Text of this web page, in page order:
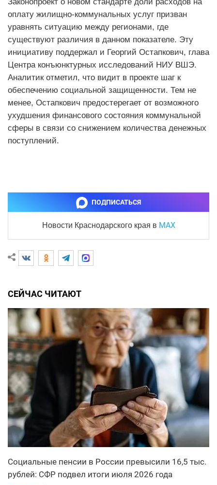
оплату жилищно-коммунальных услуг призван
уравнять ситуацию между регионами, где
существуют различия в данном показателе. Эту
инициативу поддержал и Георгий Остапкович, глава
Центра конъюнктурных исследований НИУ ВШЭ.
Аналитик отметил, что видит в проекте шаг к
обеспечению социальной защищенности. Тем не
менее, Остапкович предостерегает от возможного
ухудшения финансового состояния коммунальной
сферы в связи со снижением количества денежных
поступлений.
ПОДПИСАТЬСЯ
Новости Краснодарского края в MAX
СЕЙЧАС ЧИТАЮТ
Социальные пенсии в России превысили 16,5 тыс.
рублей: СФР подвел итоги июля 2026 года